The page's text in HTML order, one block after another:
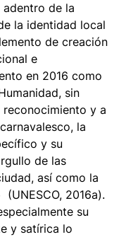
de la
la identidad local
de creación
e
en 2016 como
sin
y a
la
y su
de las
así como la
2016a).
su
y satírica lo